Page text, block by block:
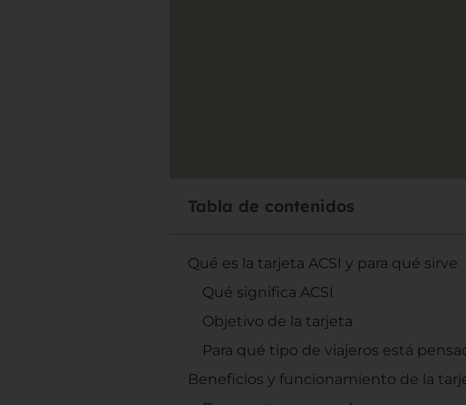
Tabla de contenidos
Qué es la tarjeta ACSI y para qué sirve
Qué significa ACSI
Objetivo de la tarjeta
Para qué tipo de viajeros está
Beneficios y funcionamiento de la